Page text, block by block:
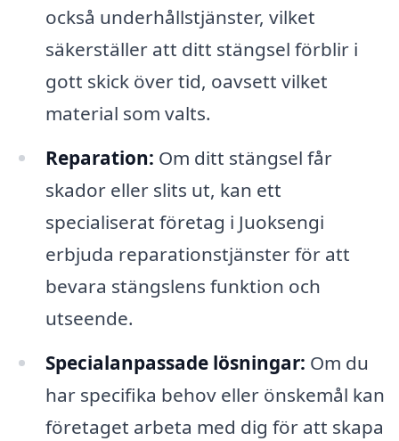
också underhållstjänster, vilket
säkerställer att ditt stängsel förblir i
gott skick över tid, oavsett vilket
material som valts.
Reparation: Om ditt stängsel får
skador eller slits ut, kan ett
specialiserat företag i Juoksengi
erbjuda reparationstjänster för att
bevara stängslens funktion och
utseende.
Specialanpassade lösningar: Om du
har specifika behov eller önskemål kan
företaget arbeta med dig för att skapa